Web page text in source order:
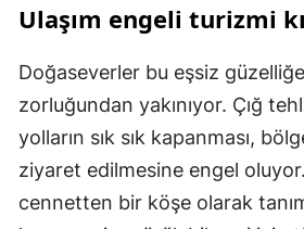
Ulaşım engeli turizmi
Doğaseverler bu eşsiz
zorluğundan yakınıyor. Çığ
yolların sık sık kapanması,
ziyaret edilmesine engel
cennetten bir köşe olarak